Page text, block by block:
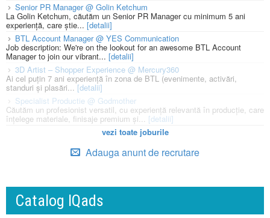
Senior PR Manager @ Golin Ketchum
La Golin Ketchum, căutăm un Senior PR Manager cu minimum 5 ani
experiență, care știe... [detalii]
BTL Account Manager @ YES Communication
Job description: We're on the lookout for an awesome BTL Account
Manager to join our vibrant... [detalii]
3D Artist – Shopper Experience @ Mercury360
Ai cel puțin 7 ani experiență în zona de BTL (evenimente, activări,
standuri și plasări...[detalii]
Specialist Productie @ Godmother
Căutăm un profesionist versatil, cu experiență relevantă în producție, care
înțelege materiale, finisaje premium și... [detalii]
vezi toate joburile
Adauga anunt de recrutare
Catalog IQads